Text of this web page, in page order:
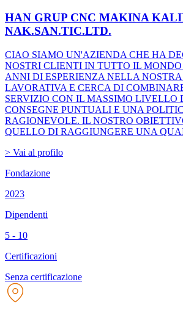
HAN GRUP CNC MAKINA
NAK.SAN.TIC.LTD.
CIAO SIAMO UN'AZIENDA CHE HA
NOSTRI CLIENTI IN TUTTO IL
ANNI DI ESPERIENZA NELLA
LAVORATIVA E CERCA DI
SERVIZIO CON IL MASSIMO LIVELLO
CONSEGNE PUNTUALI E UNA
RAGIONEVOLE. IL NOSTRO
QUELLO DI RAGGIUNGERE UNA
> Vai al profilo
Fondazione
2023
Dipendenti
5 - 10
Certificazioni
Senza certificazione